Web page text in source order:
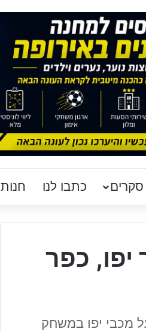
סקרים כתבו לנו חנות
יפו, כפר
לאומית דרום: כפר שלם הופכת פיגור לניצחון 2:3 על מכבי יפו במשחק